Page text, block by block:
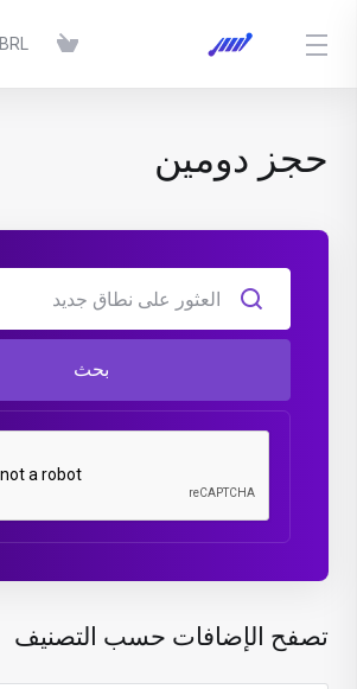
BRL
حجز دومين
بحث
تصفح الإضافات حسب التصنيف